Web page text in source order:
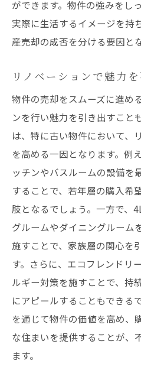
ができます。物件の強みをし
実際に生活するイメージを持
産売却の成否を分ける要因と
リノベーションで魅力
物件の売却をスムーズに進め
ンを行い魅力を引き出すこと
は、特に古い物件において、
を高める一因となります。例
ッチンやバスルームの設備を
することで、若年層の購入希
肢となるでしょう。一方で、
グルームやダイニングルーム
施すことで、家族層の関心を
す。さらに、エコフレンドリ
ルギー対策を施すことで、持
にアピールすることもできる
を通じて物件の価値を高め、
な住まいを提供することが、
ます。